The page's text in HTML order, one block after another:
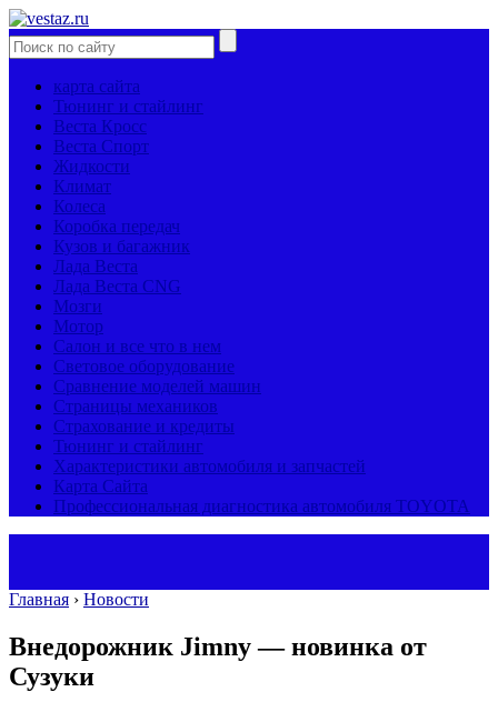
карта сайта
Тюнинг и стайлинг
Веста Кросс
Веста Спорт
Жидкости
Климат
Колеса
Коробка передач
Кузов и багажник
Лада Веста
Лада Веста CNG
Мозги
Мотор
Салон и все что в нем
Световое оборудование
Сравнение моделей машин
Страницы механиков
Страхование и кредиты
Тюнинг и стайлинг
Характеристики автомобиля и запчастей
Карта Сайта
Профессиональная диагностика автомобиля TOYOTA
Главная › Новости
Внедорожник Jimny — новинка от
Сузуки